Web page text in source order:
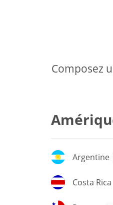
Composez
Argentine
Argentine
Costa
Costa Rica